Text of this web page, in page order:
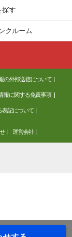
探す
クルーム
の外部送信について
報に関する免責事項
表記について
運営会社